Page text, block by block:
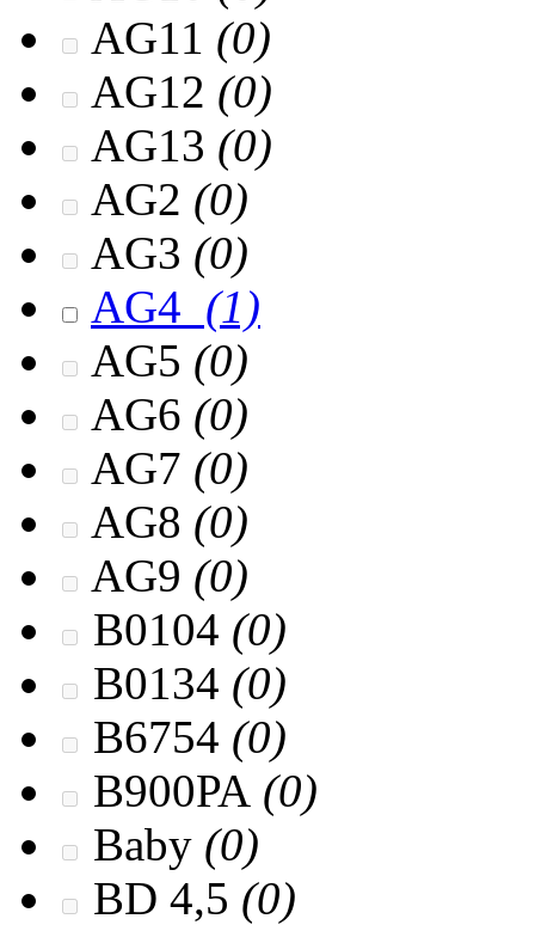
AG11 (0)
AG12 (0)
AG13 (0)
AG2 (0)
AG3 (0)
AG4 (1)
AG5 (0)
AG6 (0)
AG7 (0)
AG8 (0)
AG9 (0)
B0104 (0)
B0134 (0)
B6754 (0)
B900PA (0)
Baby (0)
BD 4,5 (0)